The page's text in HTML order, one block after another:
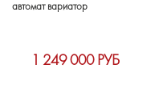
автомат вариатор
1 249 000 РУБ